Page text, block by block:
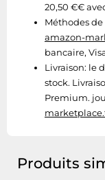
20,50 €€
Méthodes
amazon-
bancaire,
Livraison: le
stock.
Premium.
Produits